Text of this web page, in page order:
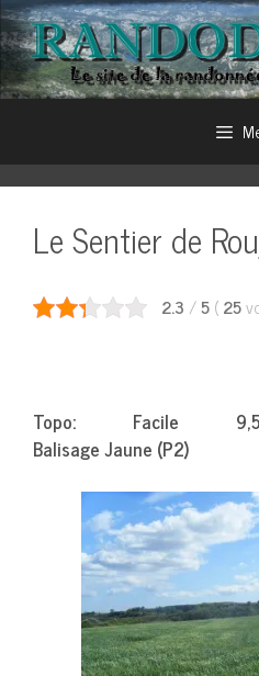
Aller
au
contenu
Le Sentier de
2.3 /5 ( 25
Topo: Facile
Balisage Jaune (P2)